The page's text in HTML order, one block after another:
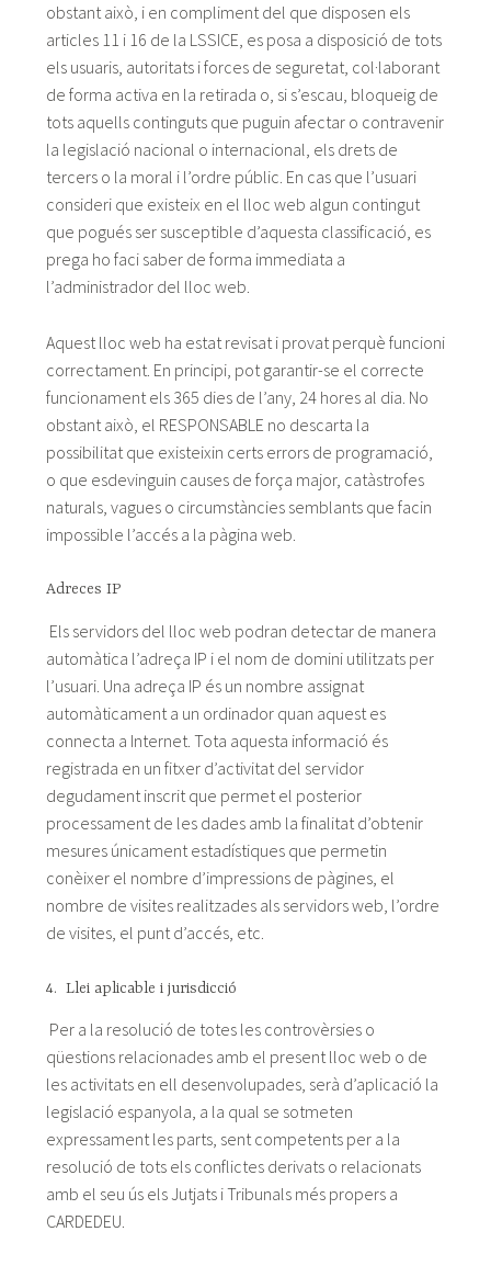
obstant això, i en compliment del que disposen els
articles 11 i 16 de la LSSICE, es posa a disposició de tots
els usuaris, autoritats i forces de seguretat, col·laborant
de forma activa en la retirada o, si s’escau, bloqueig de
tots aquells continguts que puguin afectar o contravenir
la legislació nacional o internacional, els drets de
tercers o la moral i l’ordre públic. En cas que l’usuari
consideri que existeix en el lloc web algun contingut
que pogués ser susceptible d’aquesta classificació, es
prega ho faci saber de forma immediata a
l’administrador del lloc web.
Aquest lloc web ha estat revisat i provat perquè funcioni
correctament. En principi, pot garantir-se el correcte
funcionament els 365 dies de l’any, 24 hores al dia. No
obstant això, el RESPONSABLE no descarta la
possibilitat que existeixin certs errors de programació,
o que esdevinguin causes de força major, catàstrofes
naturals, vagues o circumstàncies semblants que facin
impossible l’accés a la pàgina web.
Adreces IP
Els servidors del lloc web podran detectar de manera
automàtica l’adreça IP i el nom de domini utilitzats per
l’usuari. Una adreça IP és un nombre assignat
automàticament a un ordinador quan aquest es
connecta a Internet. Tota aquesta informació és
registrada en un fitxer d’activitat del servidor
degudament inscrit que permet el posterior
processament de les dades amb la finalitat d’obtenir
mesures únicament estadístiques que permetin
conèixer el nombre d’impressions de pàgines, el
nombre de visites realitzades als servidors web, l’ordre
de visites, el punt d’accés, etc.
4. Llei aplicable i jurisdicció
Per a la resolució de totes les controvèrsies o
qüestions relacionades amb el present lloc web o de
les activitats en ell desenvolupades, serà d’aplicació la
legislació espanyola, a la qual se sotmeten
expressament les parts, sent competents per a la
resolució de tots els conflictes derivats o relacionats
amb el seu ús els Jutjats i Tribunals més propers a
CARDEDEU.